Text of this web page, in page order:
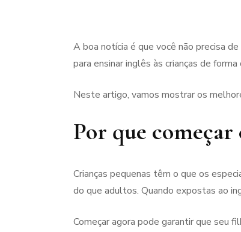
A boa notícia é que você não precisa
para ensinar inglês às crianças de
Neste artigo, vamos mostrar os
Por que começar
Crianças pequenas têm o que os
do que adultos. Quando expostas ao
Começar agora pode garantir que seu